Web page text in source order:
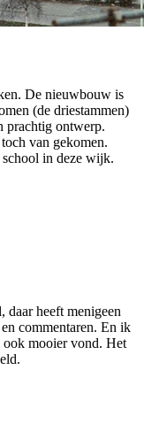
De nieuwbouw is
(de driestammen)
prachtig ontwerp.
van gekomen.
in deze wijk.
daar heeft menigeen
en commentaren. En ik
ook mooier vond. Het